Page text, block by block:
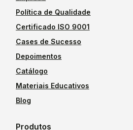
Política de Qualidade
Certificado ISO 9001
Cases de Sucesso
Depoimentos
Catálogo
Materiais Educativos
Blog
Produtos